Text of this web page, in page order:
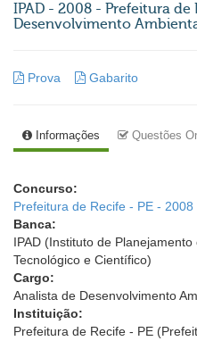
IPAD - 2008 - Prefeitura de
Desenvolvimento
Prova Gabarito
Informações Questões
Concurso:
Prefeitura de Recife - PE -
Banca:
IPAD (Instituto de
Tecnológico e Científico)
Cargo:
Analista de Desenvolvimento
Instituição:
Prefeitura de Recife - PE